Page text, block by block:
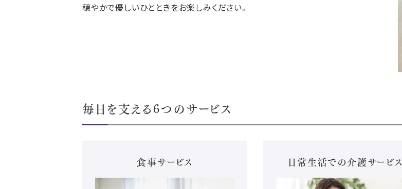
穏やかで優しいひとときをお楽しみください。
毎日を支える6つのサービス
食事サービス 日常生活での介護サービス